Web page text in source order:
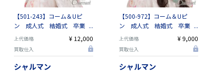
【501-243】コーム＆Uピ
ン 成人式 結婚式 卒業
式 浴衣 街歩き
上代価格 ¥ 12,000
買取仕入
シャルマン
【500-972】コーム＆Uピ
ン 成人式 結婚式 卒業
式 浴衣 街歩き
上代価格 ¥ 9,000
買取仕入
シャルマン